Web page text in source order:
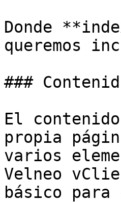
Donde
queremos
###
El
propia
varios
Velneo
básico